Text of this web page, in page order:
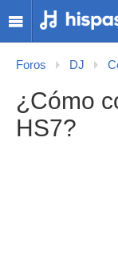
Foros DJ
¿Cómo
HS7?